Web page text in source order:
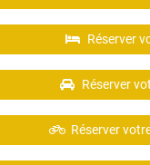
Réserver
Réserver
Réserver